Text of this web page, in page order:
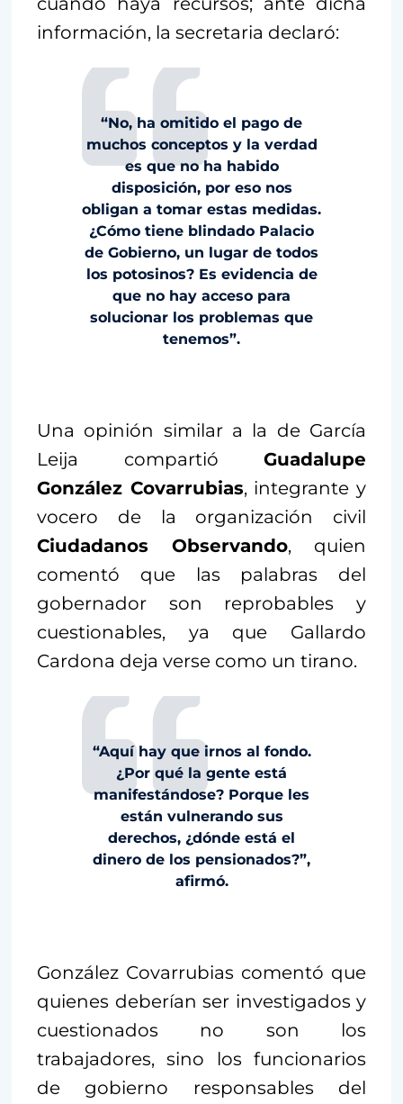
información, la secretaria declaró:
“No, ha omitido el pago de
muchos conceptos y la verdad
es que no ha habido
disposición, por eso nos
obligan a tomar estas medidas.
¿Cómo tiene blindado Palacio
de Gobierno, un lugar de todos
los potosinos? Es evidencia de
que no hay acceso para
solucionar los problemas que
tenemos”.
Una opinión similar a la de García
Leija compartió Guadalupe
González Covarrubias, integrante y
vocero de la organización civil
Ciudadanos Observando, quien
comentó que las palabras del
gobernador son reprobables y
cuestionables, ya que Gallardo
Cardona deja verse como un tirano.
“Aquí hay que irnos al fondo.
¿Por qué la gente está
manifestándose? Porque les
están vulnerando sus
derechos, ¿dónde está el
dinero de los pensionados?”,
afirmó.
González Covarrubias comentó que
quienes deberían ser investigados y
cuestionados no son los
trabajadores, sino los funcionarios
de gobierno responsables del